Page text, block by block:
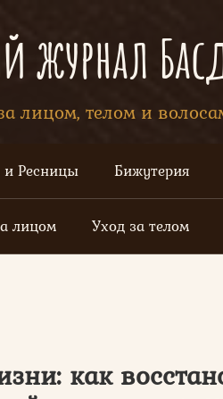
журнал
лицом, телом и
и Ресницы Бижутерия
лицом Уход за телом
как